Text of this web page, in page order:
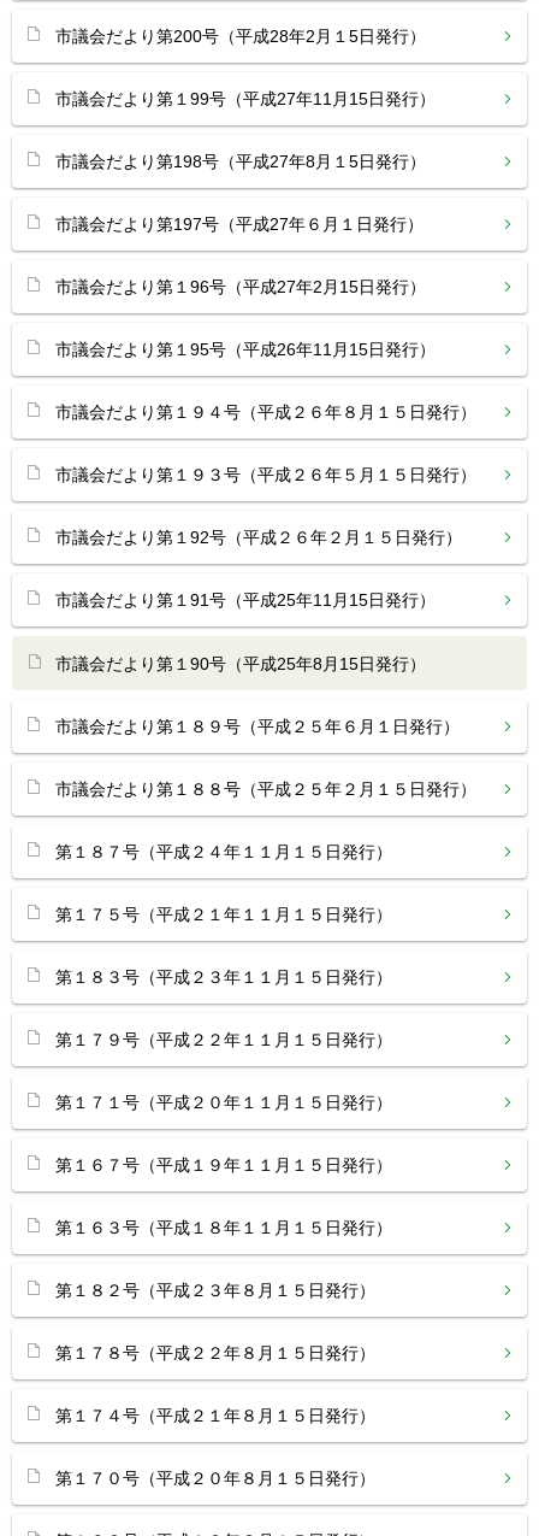
市議会だより第200号（平成28年2月１5日発行）
市議会だより第１99号（平成27年11月15日発行）
市議会だより第198号（平成27年8月１5日発行）
市議会だより第197号（平成27年６月１日発行）
市議会だより第１96号（平成27年2月15日発行）
市議会だより第１95号（平成26年11月15日発行）
市議会だより第１９４号（平成２６年８月１５日発行）
市議会だより第１９３号（平成２６年５月１５日発行）
市議会だより第１92号（平成２６年２月１５日発行）
市議会だより第１91号（平成25年11月15日発行）
市議会だより第１90号（平成25年8月15日発行）
市議会だより第１８９号（平成２５年６月１日発行）
市議会だより第１８８号（平成２５年２月１５日発行）
第１８７号（平成２４年１１月１５日発行）
第１７５号（平成２１年１１月１５日発行）
第１８３号（平成２３年１１月１５日発行）
第１７９号（平成２２年１１月１５日発行）
第１７１号（平成２０年１１月１５日発行）
第１６７号（平成１９年１１月１５日発行）
第１６３号（平成１８年１１月１５日発行）
第１８２号（平成２３年８月１５日発行）
第１７８号（平成２２年８月１５日発行）
第１７４号（平成２１年８月１５日発行）
第１７０号（平成２０年８月１５日発行）